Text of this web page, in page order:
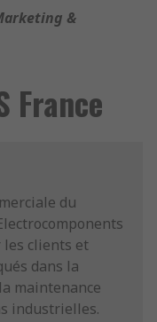
&
France
du
clients et
dans la
maintenance
industrielles.